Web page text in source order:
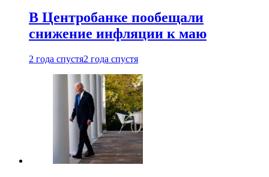
В Центробанке пообещали
снижение инфляции к маю
2 года спустя2 года спустя